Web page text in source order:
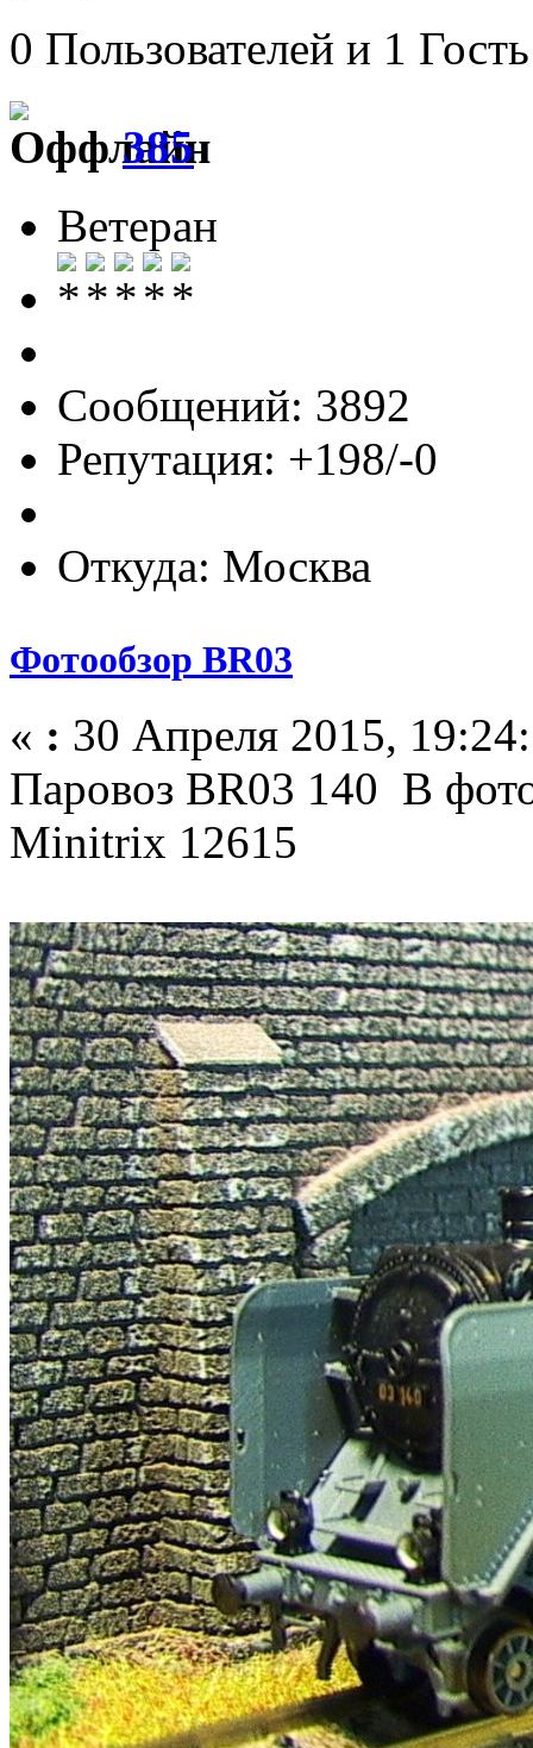
0 Пользователей и 1
385
Ветеран
Сообщений: 3892
Репутация: +198/-0
Откуда: Москва
Фотообзор BR03
« : 30 Апреля 2015,
Паровоз BR03 140 В
Minitrix 12615